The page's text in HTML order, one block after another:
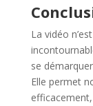
La vidéo
se
Elle permet